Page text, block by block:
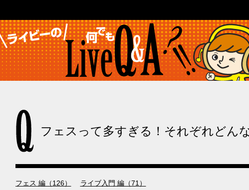
意外と知られていない豆知識まで、
フェスって多すぎる！それぞれどん
フェス 編（126） ライブ入門 編（71）